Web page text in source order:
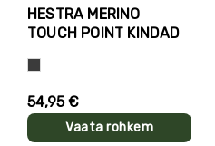
HESTRA MERINO
TOUCH POINT KINDAD
54,95 €
Vaata rohkem